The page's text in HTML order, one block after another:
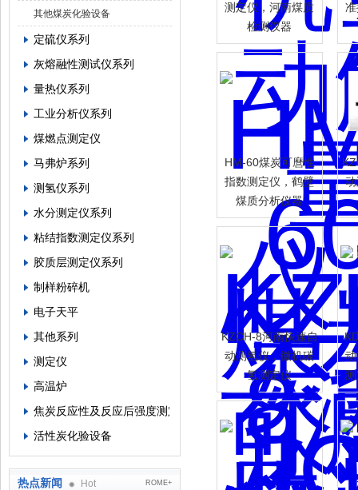
其他煤炭化验设备
定硫仪系列
灰熔融性测试仪系列
量热仪系列
工业分析仪系列
煤燃点测定仪
马弗炉系列
测氢仪系列
水分测定仪系列
粘结指数测定仪系列
胶质层测定仪系列
制样粉碎机
电子天平
其他系列
测定仪
高温炉
焦炭反应性及反应后强度测定仪
活性炭化验设备
热点新闻 Hot ROME+
测定仪，河南煤质
检测仪器
HM-60煤炭可麿性
指数测定仪，鹤壁
煤质分析仪器
KZCH-8河南快速自
动测氢仪，微机碳
氢测定仪